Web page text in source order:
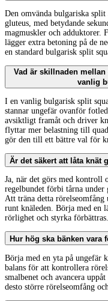
Den omvända bulgariska
gluteus, med betydande
magmuskler och adduktorer.
lägger extra betoning på de
en standard bulgarisk split
Vad är skillnaden
vanlig
I en vanlig bulgarisk split
stannar ungefär ovanför
avsiktligt framåt och driver
flyttar mer belastning till
gör den till ett bättre val för
Är det säkert att låta knät
Ja, när det görs med kontroll
regelbundet förbi tårna
Att träna detta rörelseomfång
runt knäleden. Börja med en
rörlighet och styrka förbättras.
Hur hög ska bänken
Börja med en yta på ungefär
balans för att kontrollera
smalbenet och avancera
desto större rörelseomfång